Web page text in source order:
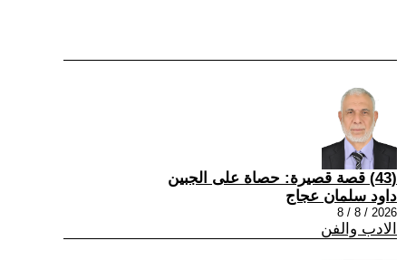
(43) قصة قصيرة: حصاة على الجبين
داود سلمان عجاج
2026 / 8 / 8
الادب والفن